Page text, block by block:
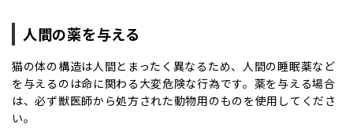
人間の薬を与える
猫の体の構造は人間とまったく異なるため、人間の睡眠薬など
を与えるのは命に関わる大変危険な行為です。薬を与える場合
は、必ず獣医師から処方された動物用のものを使用してくださ
い。